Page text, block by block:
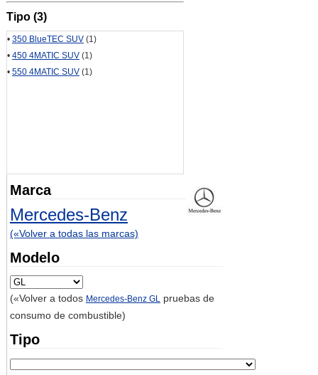
Tipo (3)
• 350 BlueTEC SUV(1)
• 450 4MATIC SUV(1)
• 550 4MATIC SUV(1)
Marca
Mercedes-Benz
(«Volver a todas las marcas)
Modelo
(«Volver a todos Mercedes-Benz GLpruebas de
consumo de combustible)
Tipo